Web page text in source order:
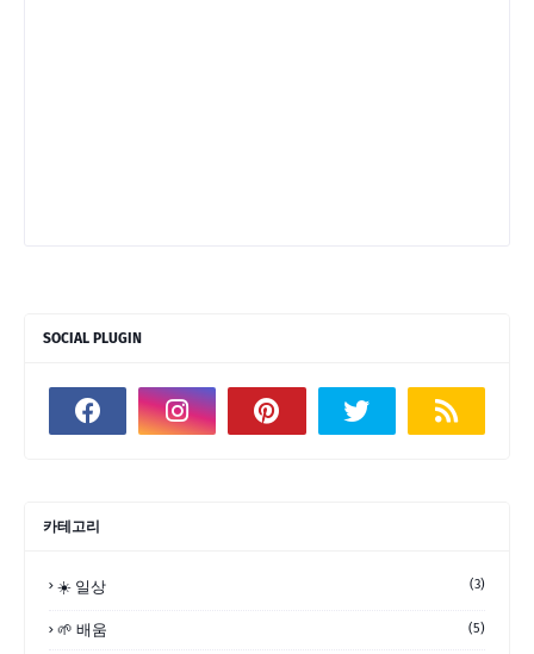
SOCIAL PLUGIN
카테고리
☀️ 일상 (3)
🌱 배움 (5)